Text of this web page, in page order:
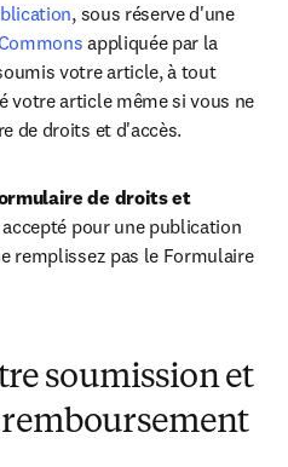
, sous réserve d'une
appliquée par la
votre article, à tout
votre article même si vous ne
de droits et d'accès.
de droits et
pour une publication
remplissez pas le Formulaire
soumission et